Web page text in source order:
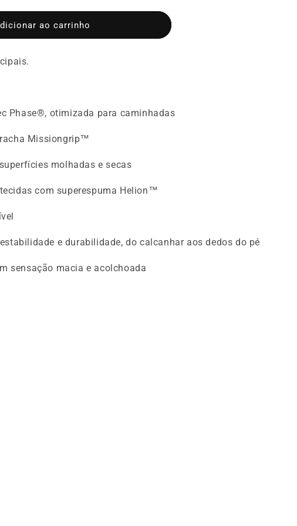
ao carrinho
Phase®, otimizada para caminhadas
Missiongrip™
molhadas e secas
com superespuma Helion™
e durabilidade, do calcanhar aos dedos do pé
sensação macia e acolchoada